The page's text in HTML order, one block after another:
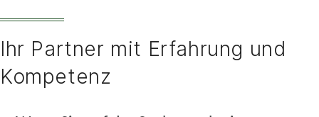
Ihr Partner mit Erfahrung und
Kompetenz